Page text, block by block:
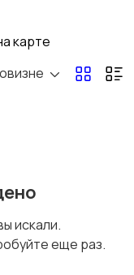
карте
искали.
еще раз.